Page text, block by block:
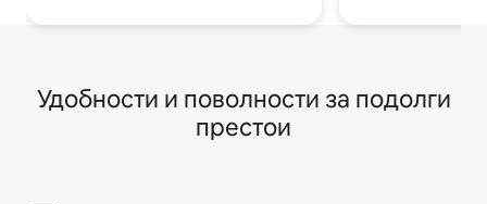
Удобности и поволности за подолги
престои